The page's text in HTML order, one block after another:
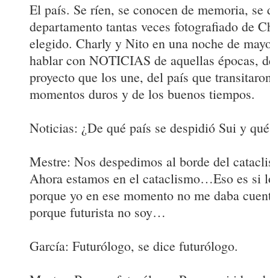
El país. Se ríen, se conocen de memoria,
departamento tantas veces fotografiado de
elegido. Charly y Nito en una noche de
hablar con NOTICIAS de aquellas épocas,
proyecto que los une, del país que
momentos duros y de los buenos tiempos.
Noticias: ¿De qué país se despidió Sui y
Mestre: Nos despedimos al borde del
Ahora estamos en el cataclismo…Eso es si
porque yo en ese momento no me daba
porque futurista no soy…
García: Futurólogo, se dice futurólogo.